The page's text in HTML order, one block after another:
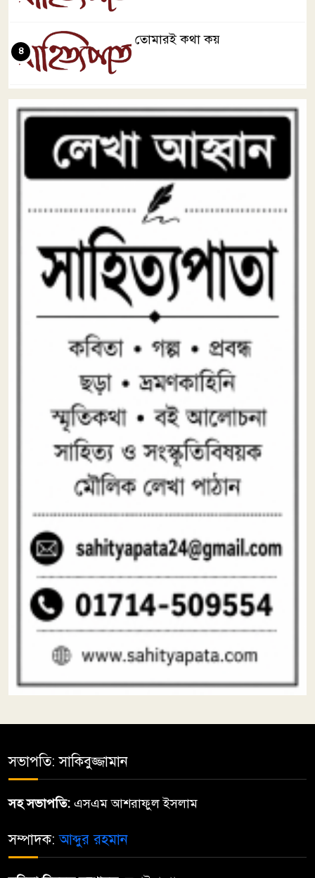
তোমারই কথা কয়
৪
মা জননী
৫
দিব্য রথের রশ্মি
৬
বর্ষাকালে বৃক্ষ লাগাই
৮১ বছরে খুরশীদ আলম: ‘পুরোনো
গানগুলো নতুন করে গাইতে পারলে
কাল আচার্য প্রফুল্ল চন্দ্র রায়ের
১৬৫তম জন্মবার্ষিকী
আমাকে চিনেছি আমি
সভাপতি: সাকিবুজ্জামান
সহ সভাপতি: এসএম আশরাফুল ইসলাম
সম্পাদক:আব্দুর রহমান